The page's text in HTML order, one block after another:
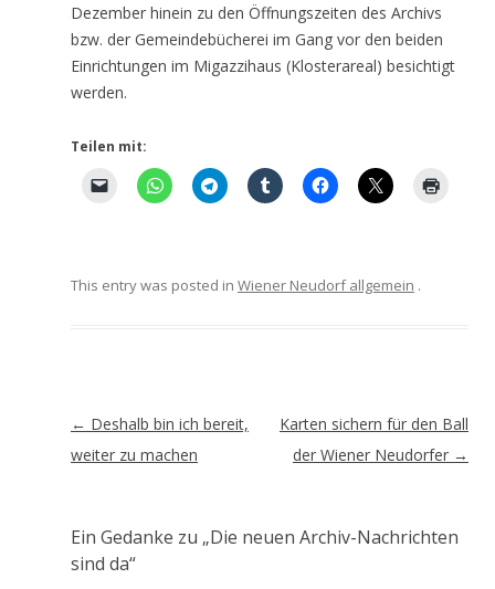
Dezember hinein zu den Öffnungszeiten des Archivs
bzw. der Gemeindebücherei im Gang vor den beiden
Einrichtungen im Migazzihaus (Klosterareal) besichtigt
werden.
Teilen mit:
This entry was posted in Wiener Neudorf allgemein .
Artikel-
Navigation
← Deshalb bin ich bereit,
weiter zu machen
Karten sichern für den Ball
der Wiener Neudorfer →
Ein Gedanke zu „Die neuen Archiv-Nachrichten
sind da“